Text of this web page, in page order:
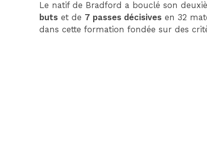
Le natif de Bradford a bouclé son
buts et de 7 passes décisives en 32
dans cette formation fondée sur des